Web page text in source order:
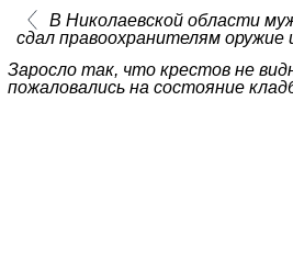
В Николаевской области
сдал правоохранителям оружие
Заросло так, что крестов не
пожаловались на состояние